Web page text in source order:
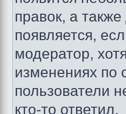
правок, а
появляется,
модератор,
изменениях по
пользователи
кто-то ответил.